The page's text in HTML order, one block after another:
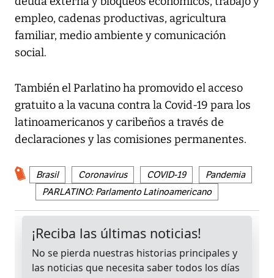
empleo, cadenas productivas, agricultura
familiar, medio ambiente y comunicación
social.
También el Parlatino ha promovido el acceso
gratuito a la vacuna contra la Covid-19 para los
latinoamericanos y caribeños a través de
declaraciones y las comisiones permanentes.
Brasil Coronavirus COVID-19
Pandemia
PARLATINO: Parlamento Latinoamericano